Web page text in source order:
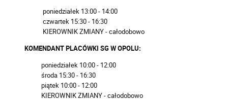
poniedziałek 13:00 - 14:00
czwartek 15:30 - 16:30
KIEROWNIK ZMIANY - całodobowo
KOMENDANT PLACÓWKI SG W OPOLU:
poniedziałek 10:00 - 12:00
środa 15:30 - 16:30
piątek 10:00 - 12:00
KIEROWNIK ZMIANY - całodobowo